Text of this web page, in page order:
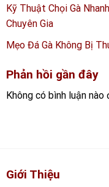
Kỹ Thuật Chọi Gà
Chuyên Gia
Mẹo Đá Gà Không Bị
Phản hồi gần đây
Không có bình luận nào
Giới Thiệu